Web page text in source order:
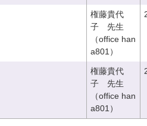
権藤貴代
子 先生
（office han
a801）
権藤貴代
子 先生
（office han
a801）